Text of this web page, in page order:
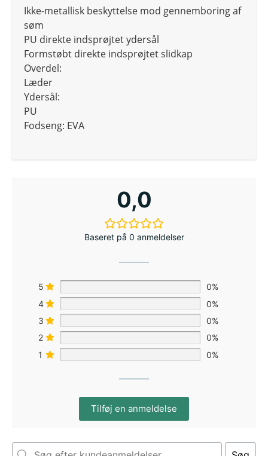
Ikke-metallisk beskyttelse mod gennemboring af
søm
PU direkte indsprøjtet ydersål
Formstøbt direkte indsprøjtet slidkap
Overdel:
Læder
Ydersål:
PU
Fodseng: EVA
0,0
Baseret på 0 anmeldelser
5
0%
4
0%
3
0%
2
0%
1
0%
Tilføj en anmeldelse